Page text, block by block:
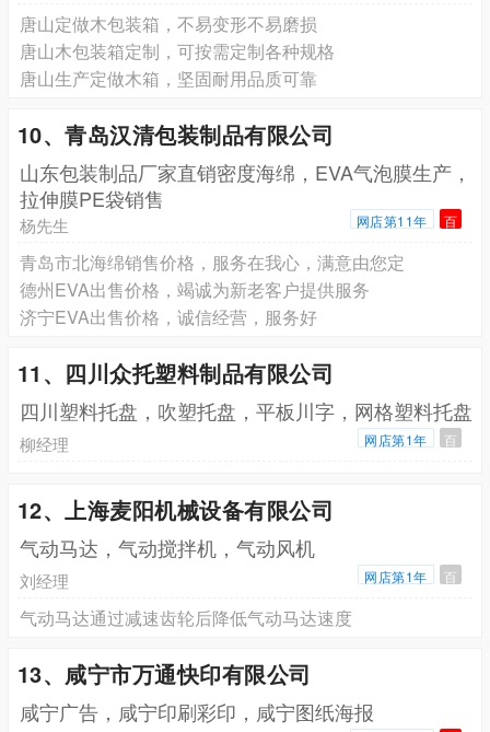
唐山定做木包装箱，不易变形不易磨损
唐山木包装箱定制，可按需定制各种规格
唐山生产定做木箱，坚固耐用品质可靠
10、青岛汉清包装制品有限公司
山东包装制品厂家直销密度海绵，EVA气泡膜生产，
拉伸膜PE袋销售
杨先生 网店第11年 百
青岛市北海绵销售价格，服务在我心，满意由您定
德州EVA出售价格，竭诚为新老客户提供服务
济宁EVA出售价格，诚信经营，服务好
11、四川众托塑料制品有限公司
四川塑料托盘，吹塑托盘，平板川字，网格塑料托盘
柳经理 网店第1年 百
12、上海麦阳机械设备有限公司
气动马达，气动搅拌机，气动风机
刘经理 网店第1年 百
气动马达通过减速齿轮后降低气动马达速度
13、咸宁市万通快印有限公司
咸宁广告，咸宁印刷彩印，咸宁图纸海报